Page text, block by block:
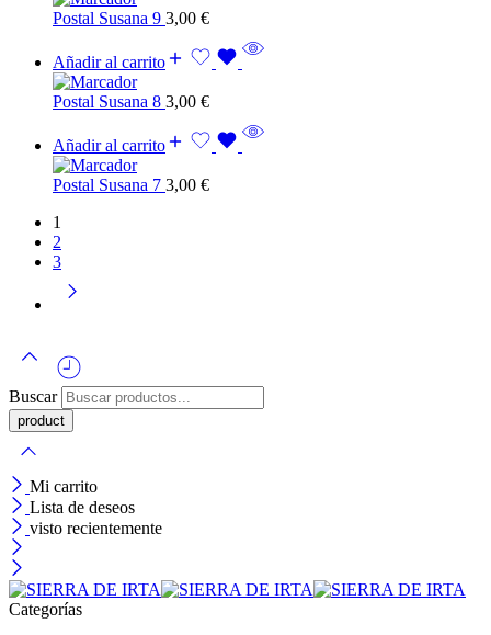
Postal Susana 9 3,00 €
Añadir al carrito
Postal Susana 8 3,00 €
Añadir al carrito
Postal Susana 7 3,00 €
1
2
3
Buscar
Mi carrito
Lista de deseos
visto recientemente
Categorías